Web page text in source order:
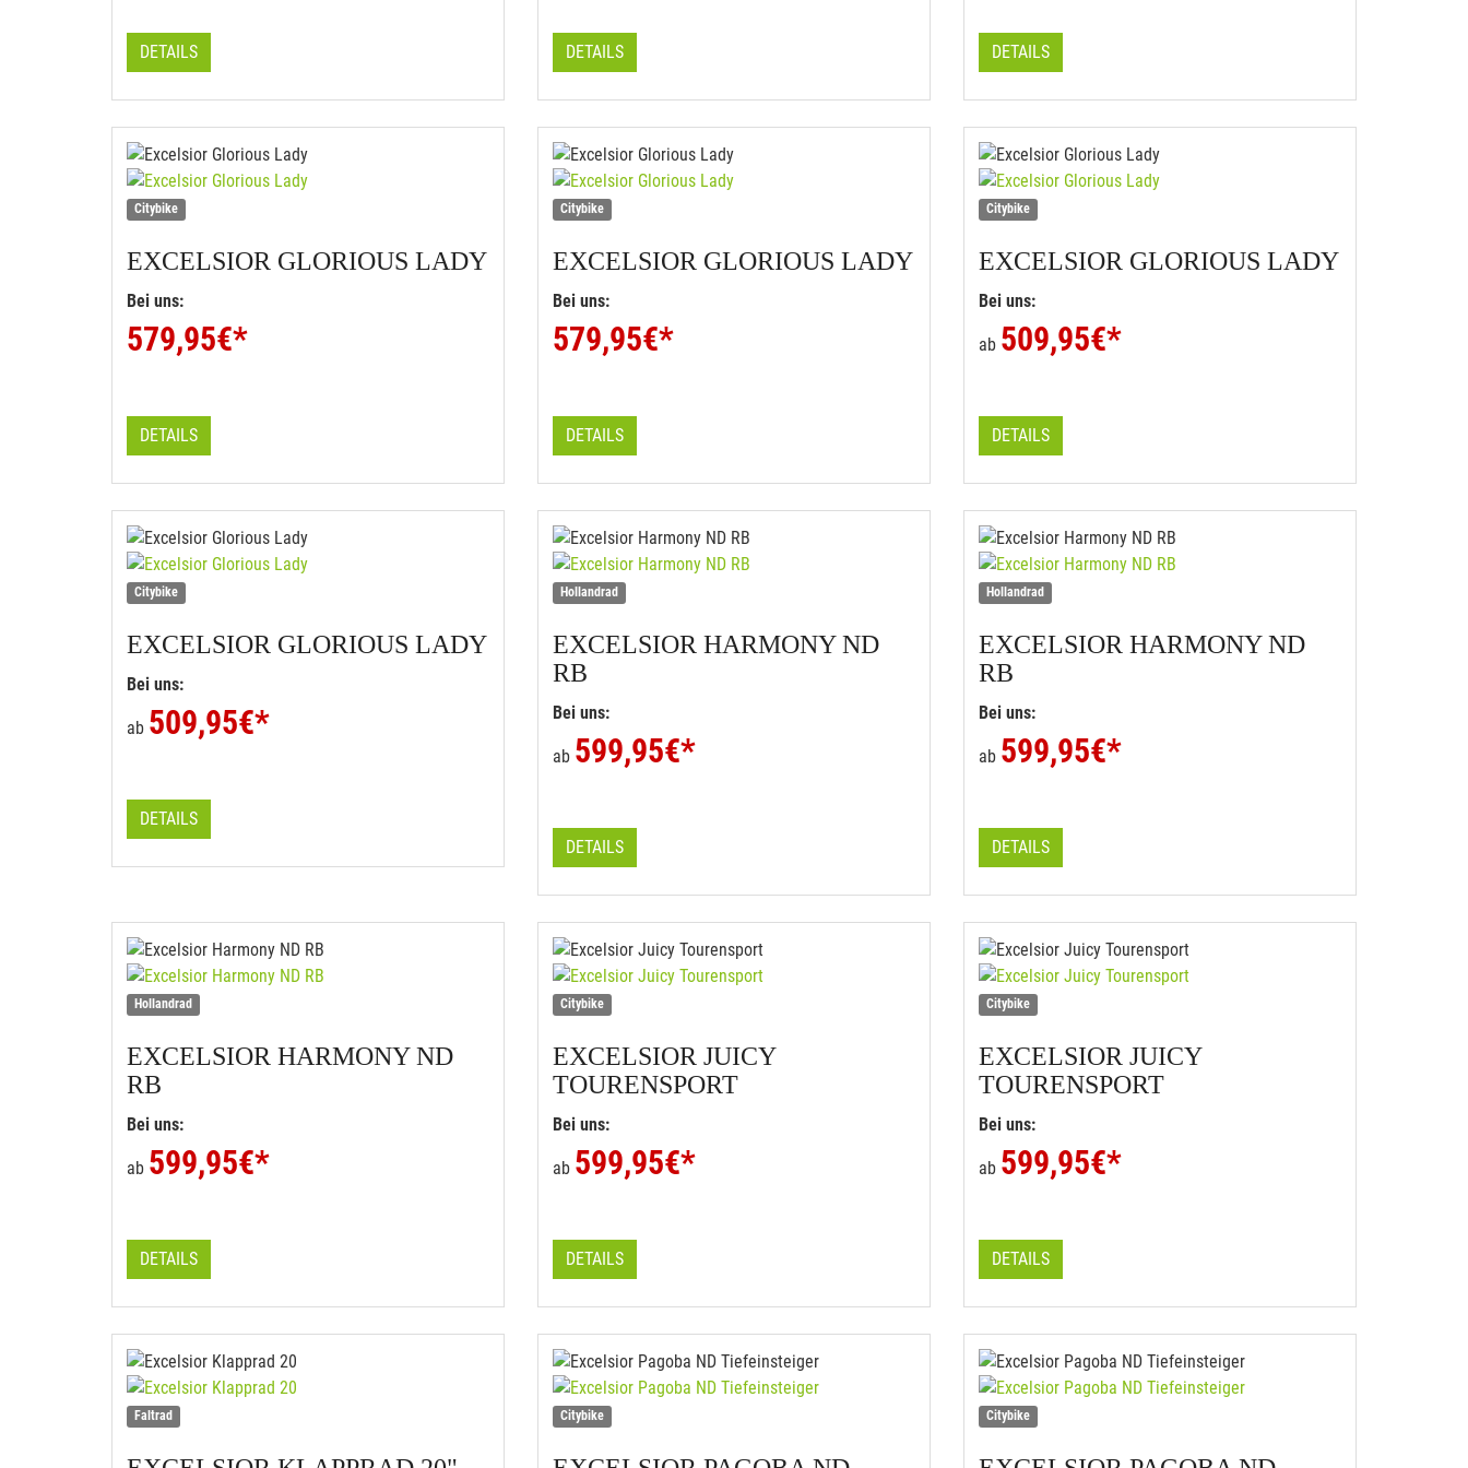
DETAILS DETAILS DETAILS
Citybike
EXCELSIOR GLORIOUS LADY
Bei uns:
579,95€*
DETAILS
Citybike
EXCELSIOR GLORIOUS LADY
Bei uns:
579,95€*
DETAILS
Citybike
EXCELSIOR GLORIOUS LADY
Bei uns:
ab 509,95€*
DETAILS
Citybike
EXCELSIOR GLORIOUS LADY
Bei uns:
ab 509,95€*
DETAILS
Hollandrad
EXCELSIOR HARMONY ND
RB
Bei uns:
ab 599,95€*
DETAILS
Hollandrad
EXCELSIOR HARMONY ND
RB
Bei uns:
ab 599,95€*
DETAILS
Hollandrad
EXCELSIOR HARMONY ND
RB
Bei uns:
ab 599,95€*
DETAILS
Citybike
EXCELSIOR JUICY
TOURENSPORT
Bei uns:
ab 599,95€*
DETAILS
Citybike
EXCELSIOR JUICY
TOURENSPORT
Bei uns:
ab 599,95€*
DETAILS
Faltrad Citybike Citybike